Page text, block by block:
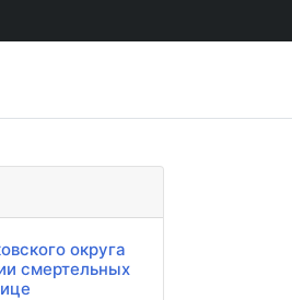
округа
смертельных